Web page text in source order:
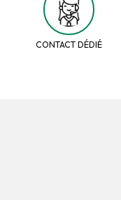
CONTACT DÉDIÉ